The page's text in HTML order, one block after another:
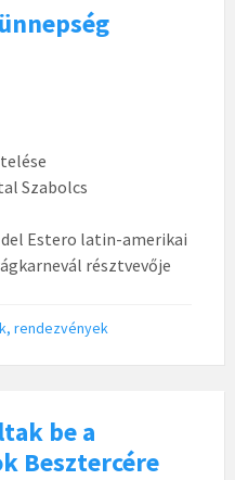
Szabolcs
Estero latin-amerikai
résztvevője
rendezvények
be a
Besztercére